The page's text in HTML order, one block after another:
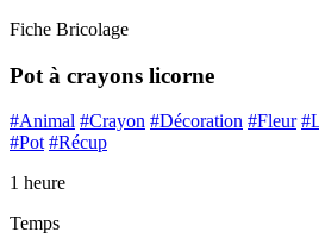
Fiche Bricolage
Pot à crayons licorne
#Animal #Crayon #Décoration #Fleur
#Pot #Récup
1 heure
Temps